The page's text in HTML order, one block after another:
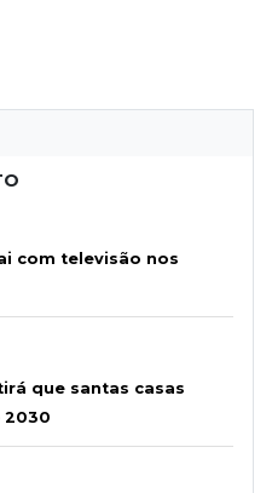
com televisão nos
que santas casas
2030